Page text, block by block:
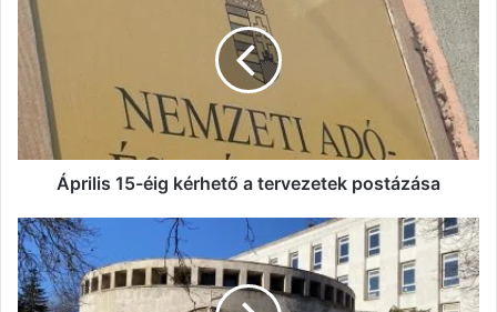
éig
kérhető
tervezetek
postázása
Április 15-éig kérhető a tervezetek postázása
Hétfői
adatok:
Nincs
továbbra